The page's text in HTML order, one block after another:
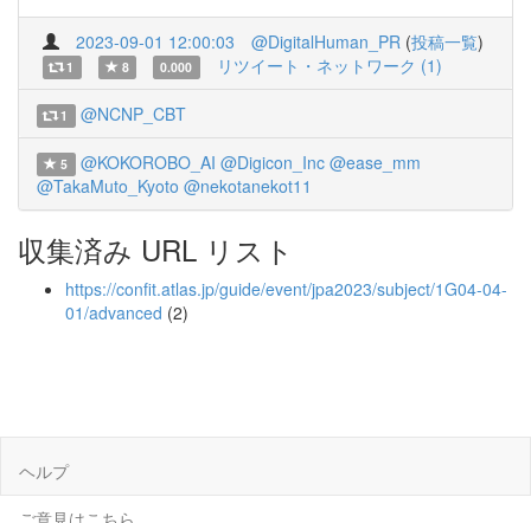
2023-09-01 12:00:03 @DigitalHuman_PR (投稿一覧)
1 8 0.000 リツイート・ネットワーク (1)
1 @NCNP_CBT
5 @KOKOROBO_AI @Digicon_Inc @ease_mm
@TakaMuto_Kyoto @nekotanekot11
収集済み URL リスト
https://confit.atlas.jp/guide/event/jpa2023/subject/1G04-04-
01/advanced (2)
ヘルプ
ご意見はこちら